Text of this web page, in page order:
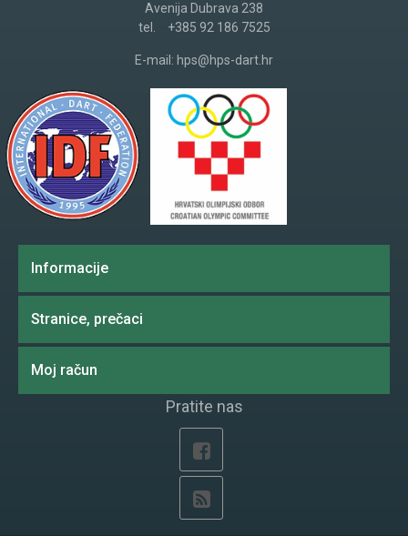
Avenija Dubrava 238
tel.
+385 92 186 7525
E-mail: hps@hps-dart.hr
Informacije
Stranice, prečaci
Moj račun
Pratite nas